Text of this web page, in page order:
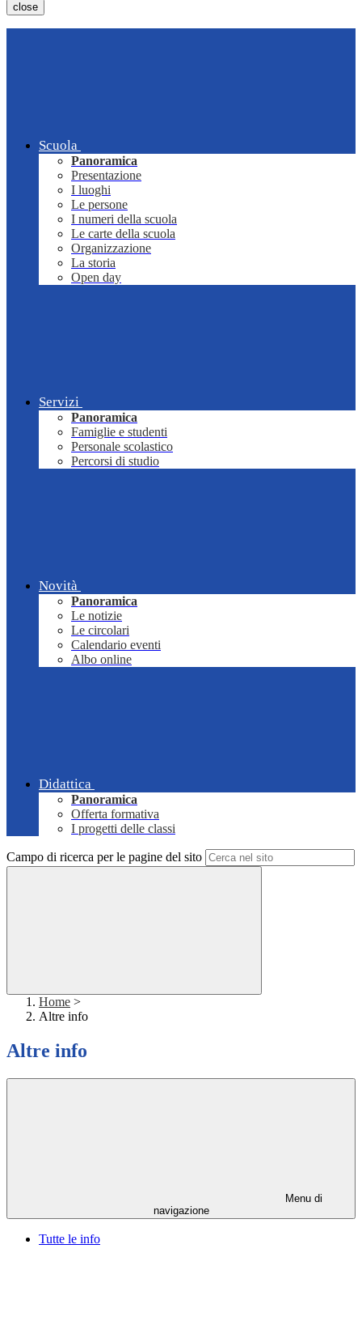
close
Scuola
Panoramica
Presentazione
I luoghi
Le persone
I numeri della scuola
Le carte della scuola
Organizzazione
La storia
Open day
Servizi
Panoramica
Famiglie e studenti
Personale scolastico
Percorsi di studio
Novità
Panoramica
Le notizie
Le circolari
Calendario eventi
Albo online
Didattica
Panoramica
Offerta formativa
I progetti delle classi
Campo di ricerca per le pagine del sito
Home >
Altre info
Altre info
Menu di
navigazione
Tutte le info